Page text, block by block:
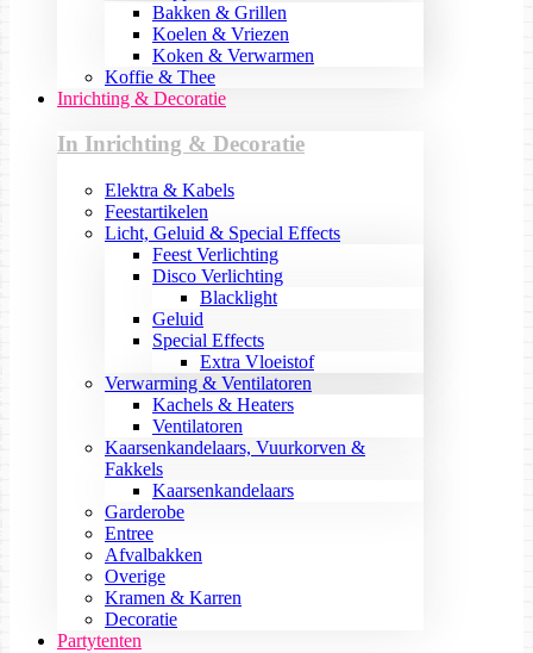
Bakken & Grillen
Koelen & Vriezen
Koken & Verwarmen
Koffie & Thee
Inrichting & Decoratie
In Inrichting & Decoratie
Elektra & Kabels
Feestartikelen
Licht, Geluid & Special Effects
Feest Verlichting
Disco Verlichting
Blacklight
Geluid
Special Effects
Extra Vloeistof
Verwarming & Ventilatoren
Kachels & Heaters
Ventilatoren
Kaarsenkandelaars, Vuurkorven &
Fakkels
Kaarsenkandelaars
Garderobe
Entree
Afvalbakken
Overige
Kramen & Karren
Decoratie
Partytenten